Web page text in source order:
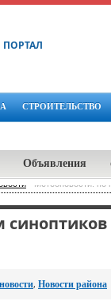
СТРОИТЕЛЬСТВО
Объявления
Метеоновости: по
, Новости района